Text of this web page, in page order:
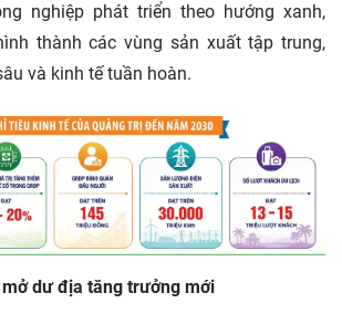
nghiệp phát triển theo hướng xanh,
thành các vùng sản xuất tập trung,
và kinh tế tuần hoàn.
dư địa tăng trưởng mới